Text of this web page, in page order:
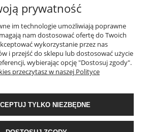
POMOC
MOJE KONTO
I DOSTAWA
INFORMACJE
prywatność
im technologie umożliwiają poprawne
nam dostosować ofertę do Twoich
wykorzystanie przez nas
i przejść do sklepu lub dostosować użycie
wybierając opcję "Dostosuj zgody".
przeczytasz w naszej Polityce
TYLKO NIEZBĘDNE